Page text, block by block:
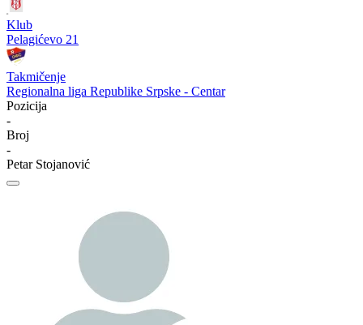
Klub
Pelagićevo 21
Takmičenje
Regionalna liga Republike Srpske - Centar
Pozicija
-
Broj
-
Petar Stojanović